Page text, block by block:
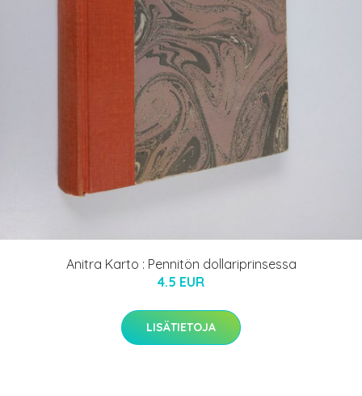
Anitra Karto : Pennitön dollariprinsessa
4.5 EUR
LISÄTIETOJA